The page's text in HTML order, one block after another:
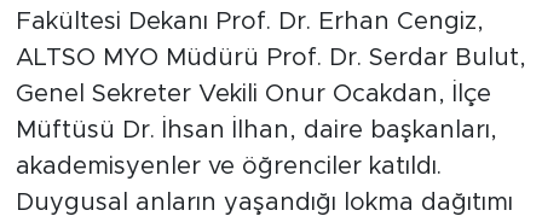
Fakültesi Dekanı Prof. Dr. Erhan Cengiz,
ALTSO MYO Müdürü Prof. Dr. Serdar Bulut,
Genel Sekreter Vekili Onur Ocakdan, İlçe
Müftüsü Dr. İhsan İlhan, daire başkanları,
akademisyenler ve öğrenciler katıldı.
Duygusal anların yaşandığı lokma dağıtımı